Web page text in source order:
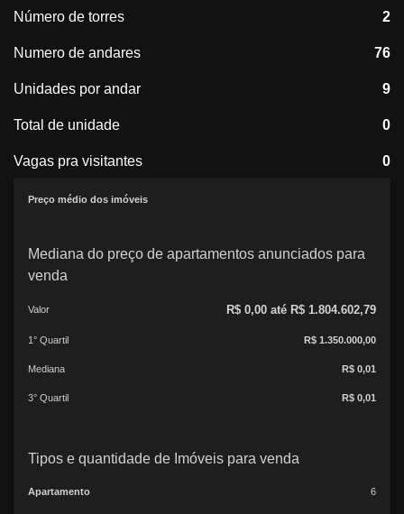
Número de torres 2
Numero de andares 76
Unidades por andar 9
Total de unidade 0
Vagas pra visitantes 0
Preço médio dos imóveis
Mediana do preço de apartamentos anunciados para
venda
Valor R$ 0,00 até R$ 1.804.602,79
1° Quartil R$ 1.350.000,00
Mediana R$ 0,01
3° Quartil R$ 0,01
Tipos e quantidade de Imóveis para venda
Apartamento 6